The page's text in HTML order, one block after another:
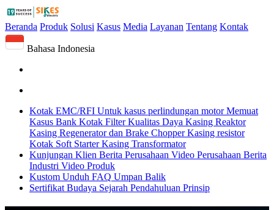
Beranda Produk Solusi Kasus Media Layanan Tentang Kontak
Bahasa Indonesia
Kotak EMC/RFI Untuk kasus perlindungan motor Memuat
Kasus Bank Kotak Filter Kualitas Daya Kasing Reaktor
Kasing Regenerator dan Brake Chopper Kasing resistor
Kotak Soft Starter Kasing Transformator
Kunjungan Klien Berita Perusahaan Video Perusahaan Berita
Industri Video Produk
Kustom Unduh FAQ Umpan Balik
Sertifikat Budaya Sejarah Pendahuluan Prinsip